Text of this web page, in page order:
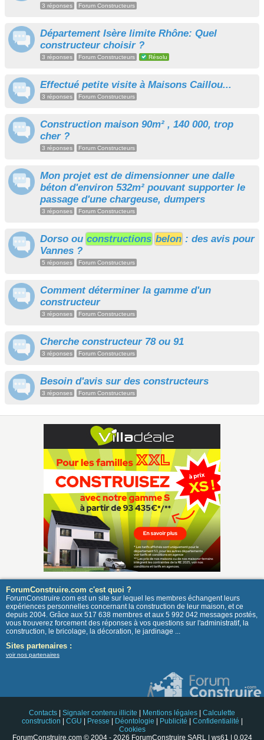
3 réponses Forum Constructeurs
Département Isère limite Rhône: Quel
constructeur choisir ?
3 réponses Forum Constructeurs Résolu
Effectué petite visite à Maisons Caillou...
3 réponses Forum Constructeurs
Construction maison 90m² , 140 000, trop
cher ?
3 réponses Forum Constructeurs
Mon projet est de dimensionner une dalle
béton d'environ 532m² pouvant supporter le
passage d'une chargeuse, dumpers
3 réponses Forum Constructeurs
Dorso ou constructions belon : des avis pour
Vannes ?
5 réponses Forum Constructeurs
Comment déterminer la gamme d'un
constructeur
3 réponses Forum Constructeurs
Cherche constructeur 78 ou 91
3 réponses Forum Constructeurs
Besoin d'avis sur des constructeurs
3 réponses Forum Constructeurs
ForumConstruire.com c'est quoi ?
ForumConstruire.com est un site sur lequel les membres échangent leurs
expériences personnelles concernant la construction de leur maison, et ce
depuis 2004. Grâce aux 517 638 membres et aux 5 992 042 messages postés,
vous trouverez forcement des réponses à vos questions sur l'administratif, la
construction, le bricolage, la décoration, le jardinage ...
Sites partenaires :
voir nos partenaires
Contacts Signaler contenu illicite Mentions légales
Calculette
construction
CGU Presse Déontologie Publicité Confidentialité
Cookies
ForumConstruire.com © 2004 - 2026 ForumConstruire SARL | ws61 | 0.024